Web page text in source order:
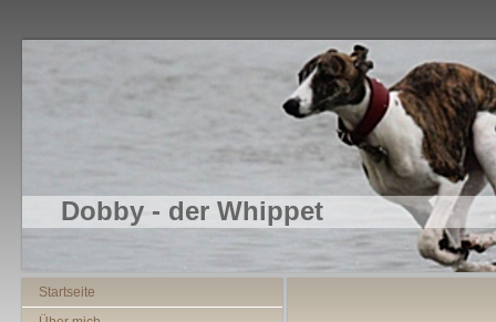
Dobby - der Whippet
Startseite